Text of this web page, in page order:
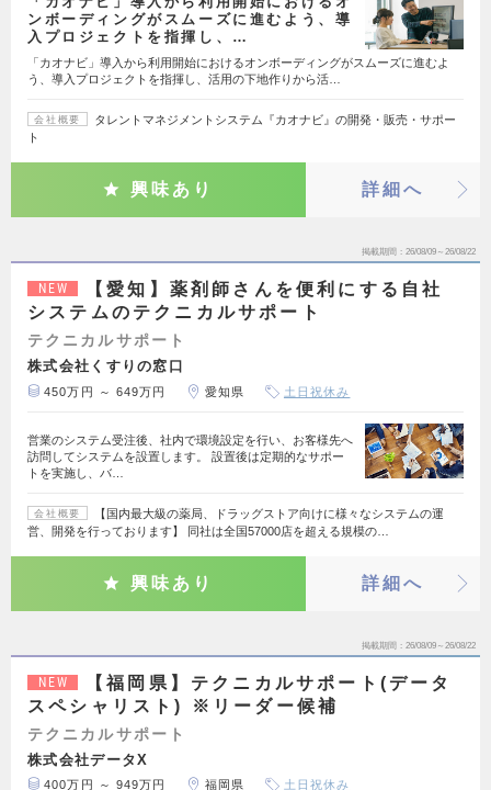
ンボーディングがスムーズに進むよう、導
入プロジェクトを指揮し、…
「カオナビ」導入から利用開始におけるオンボーディングがスムーズに進むよ
う、導入プロジェクトを指揮し、活用の下地作りから活…
会社概要
タレントマネジメントシステム『カオナビ』の開発・販売・サポー
ト
興味あり 詳細へ
掲載期間 26/08/09～26/08/22
NEW
【愛知】薬剤師さんを便利にする自社
システムのテクニカルサポート
テクニカルサポート
株式会社くすりの窓口
450万円 ～ 649万円 愛知県 土日祝休み
営業のシステム受注後、社内で環境設定を行い、お客様先へ
訪問してシステムを設置します。 設置後は定期的なサポー
トを実施し、バ…
会社概要
【国内最大級の薬局、ドラッグストア向けに様々なシステムの運
営、開発を行っております】 同社は全国57000店を超える規模の…
興味あり 詳細へ
掲載期間 26/08/09～26/08/22
NEW
【福岡県】テクニカルサポート(データ
スペシャリスト) ※リーダー候補
テクニカルサポート
株式会社データX
400万円 ～ 949万円 福岡県 土日祝休み